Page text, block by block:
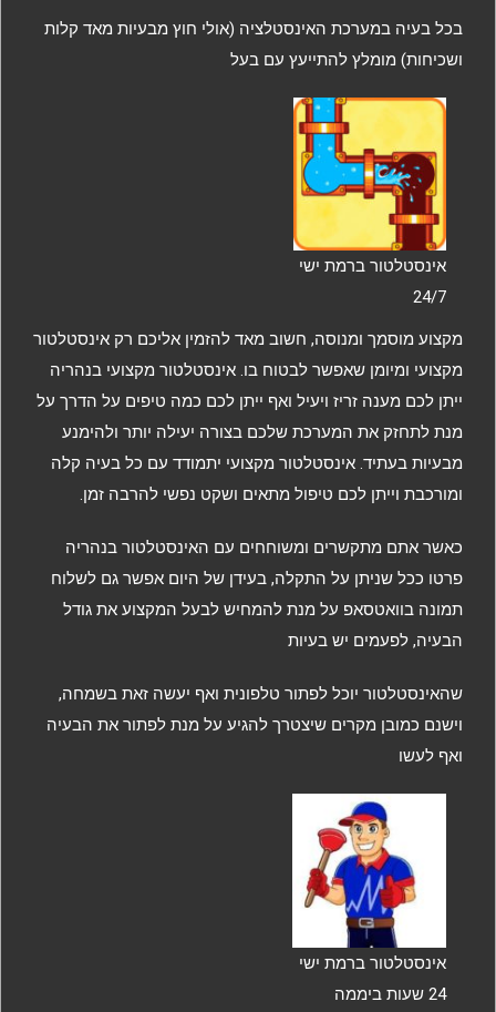
בכל בעיה במערכת האינסטלציה (אולי חוץ מבעיות מאד קלות
ושכיחות) מומלץ להתייעץ עם בעל
אינסטלטור ברמת ישי
24/7
מקצוע מוסמך ומנוסה, חשוב מאד להזמין אליכם רק אינסטלטור
מקצועי ומיומן שאפשר לבטוח בו. אינסטלטור מקצועי בנהריה
ייתן לכם מענה זריז ויעיל ואף ייתן לכם כמה טיפים על הדרך על
מנת לתחזק את המערכת שלכם בצורה יעילה יותר ולהימנע
מבעיות בעתיד. אינסטלטור מקצועי יתמודד עם כל בעיה קלה
ומורכבת וייתן לכם טיפול מתאים ושקט נפשי להרבה זמן.
כאשר אתם מתקשרים ומשוחחים עם האינסטלטור בנהריה
פרטו ככל שניתן על התקלה, בעידן של היום אפשר גם לשלוח
תמונה בוואטסאפ על מנת להמחיש לבעל המקצוע את גודל
הבעיה, לפעמים יש בעיות
שהאינסטלטור יוכל לפתור טלפונית ואף יעשה זאת בשמחה,
וישנם כמובן מקרים שיצטרך להגיע על מנת לפתור את הבעיה
ואף לעשו
אינסטלטור ברמת ישי
24 שעות ביממה